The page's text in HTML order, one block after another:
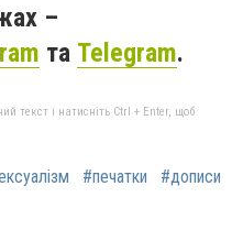
–
та Telegram.
текст і натисніть Ctrl + Enter, щоб
#печатки
#дописи